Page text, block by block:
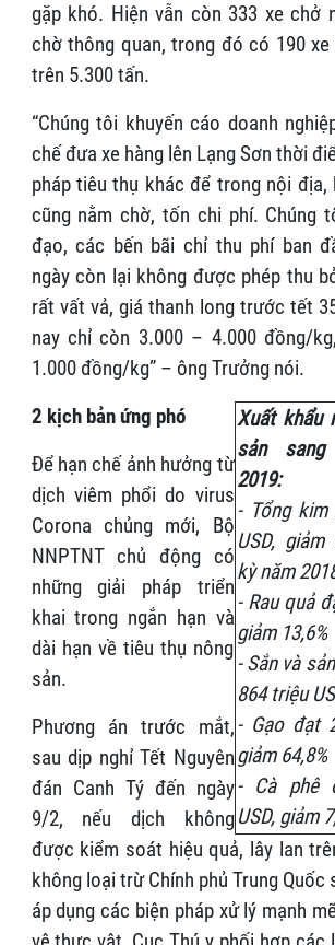
gặp khó. Hiện vẫn còn 333 xe chở
chờ thông quan, trong đó có 190
trên 5.300 tấn.
“Chúng tôi khuyến cáo doanh
chế đưa xe hàng lên Lạng Sơn thời
pháp tiêu thụ khác để trong nội
cũng nằm chờ, tốn chi phí. Chúng
đạo, các bến bãi chỉ thu phí ban
ngày còn lại không được phép thu
rất vất vả, giá thanh long trước tết
nay chỉ còn 3.000 – 4.000 đồng/
1.000 đồng/kg” – ông Trưởng nói.
Xuất khẩu
sản sang
2019:
- Tổng
USD,
kỳ năm
- Rau quả
giảm 13,6%
- Sắn và
864 triệu
- Gạo đạt
giảm 64,8%
- Cà phê
USD, giảm
2 kịch bản ứng phó
Để hạn chế ảnh hưởng từ
dịch viêm phổi do virus
Corona chủng mới, Bộ
NNPTNT chủ động có
những giải pháp triển
khai trong ngắn hạn và
dài hạn về tiêu thụ nông
sản.
Phương án trước mắt,
sau dịp nghỉ Tết Nguyên
đán Canh Tý đến ngày
9/2, nếu dịch không
được kiểm soát hiệu quả, lây lan
không loại trừ Chính phủ Trung Quốc
áp dụng các biện pháp xử lý mạnh